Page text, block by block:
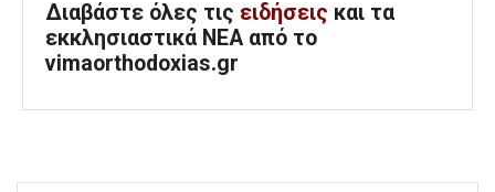
Διαβάστε όλες τις ειδήσεις και τα
εκκλησιαστικά ΝΕΑ από το
vimaorthodoxias.gr